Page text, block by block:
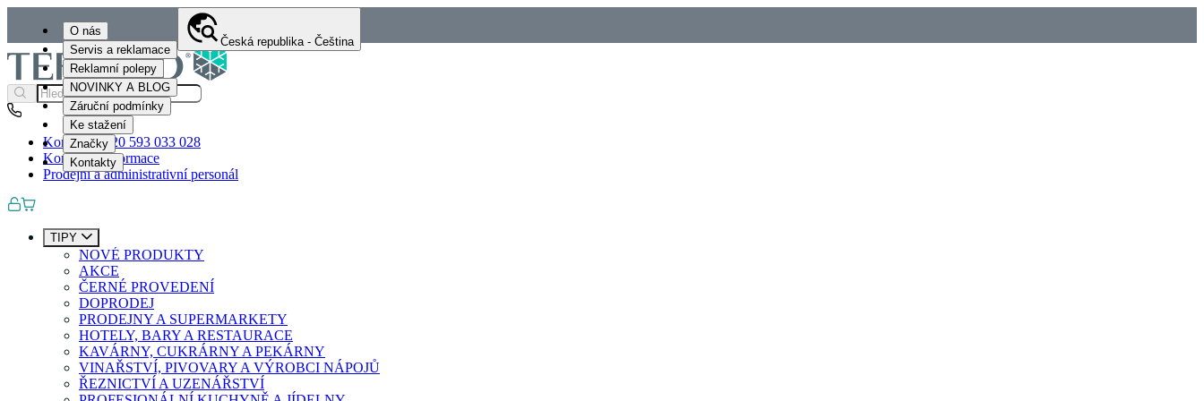
O nás
Servis a reklamace
Reklamní polepy
NOVINKY A BLOG
Záruční podmínky
Ke stažení
Značky
Kontakty
Česká republika - Čeština
Kontakty+420 593 033 028
Kontaktní informace
Prodejní a administrativní personál
TIPY
NOVÉ PRODUKTY
AKCE
ČERNÉ PROVEDENÍ
DOPRODEJ
PRODEJNY A SUPERMARKETY
HOTELY, BARY A RESTAURACE
KAVÁRNY, CUKRÁRNY A PEKÁRNY
VINAŘSTVÍ, PIVOVARY A VÝROBCI NÁPOJŮ
ŘEZNICTVÍ A UZENÁŘSTVÍ